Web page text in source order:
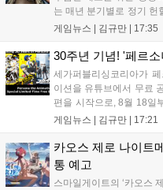
는 매년 분기별로 정기 헌
고 있으며, 이번 행사에는
따뜻한 실천에 참여한 모
확산에 앞장섰습니다....
게임뉴스 | 김규만 17:35
30주년 기념! '페르
세가퍼블리싱코리아가
이션을 유튜브에서 무료
편을 시작으로, 8월 18일
월 15일부터 10월 14일까
영상 및 대형 전광판에 소
게임뉴스 | 김규만 17:21
카오스 제로 나이트
통 예고
스마일게이트의 ‘카오스